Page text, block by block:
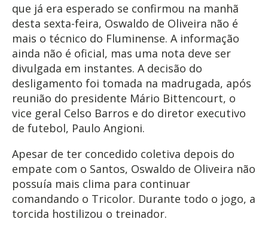
que já era esperado se confirmou na manhã
desta sexta-feira, Oswaldo de Oliveira não é
mais o técnico do Fluminense. A informação
ainda não é oficial, mas uma nota deve ser
divulgada em instantes. A decisão do
desligamento foi tomada na madrugada, após
reunião do presidente Mário Bittencourt, o
vice geral Celso Barros e do diretor executivo
de futebol, Paulo Angioni.
Apesar de ter concedido coletiva depois do
empate com o Santos, Oswaldo de Oliveira não
possuía mais clima para continuar
comandando o Tricolor. Durante todo o jogo, a
torcida hostilizou o treinador.